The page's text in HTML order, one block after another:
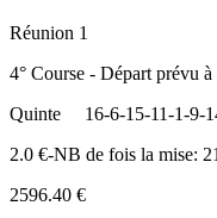
Réunion 1
4° Course - Départ prévu
Quinte
16-6-15-11-1-9-
2.0 €-NB de fois la mise: 21
2596.40 €